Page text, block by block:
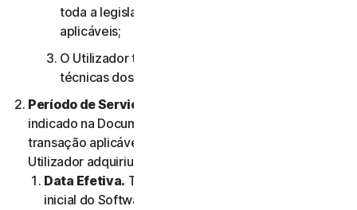
toda a legislação e todos os regulamentos
aplicáveis;
O Utilizador tem de cumprir quaisquer limitações
técnicas dos Serviços e/ou do Software.
Período de Serviço.
indicado na Documentação ou na documentação da
transação aplicável do Fornecedor através do qual o
Utilizador adquiriu o Serviço.
Data Efetiva. Terá início (a) na data da instalação
inicial do Software ou da primeira utilização do